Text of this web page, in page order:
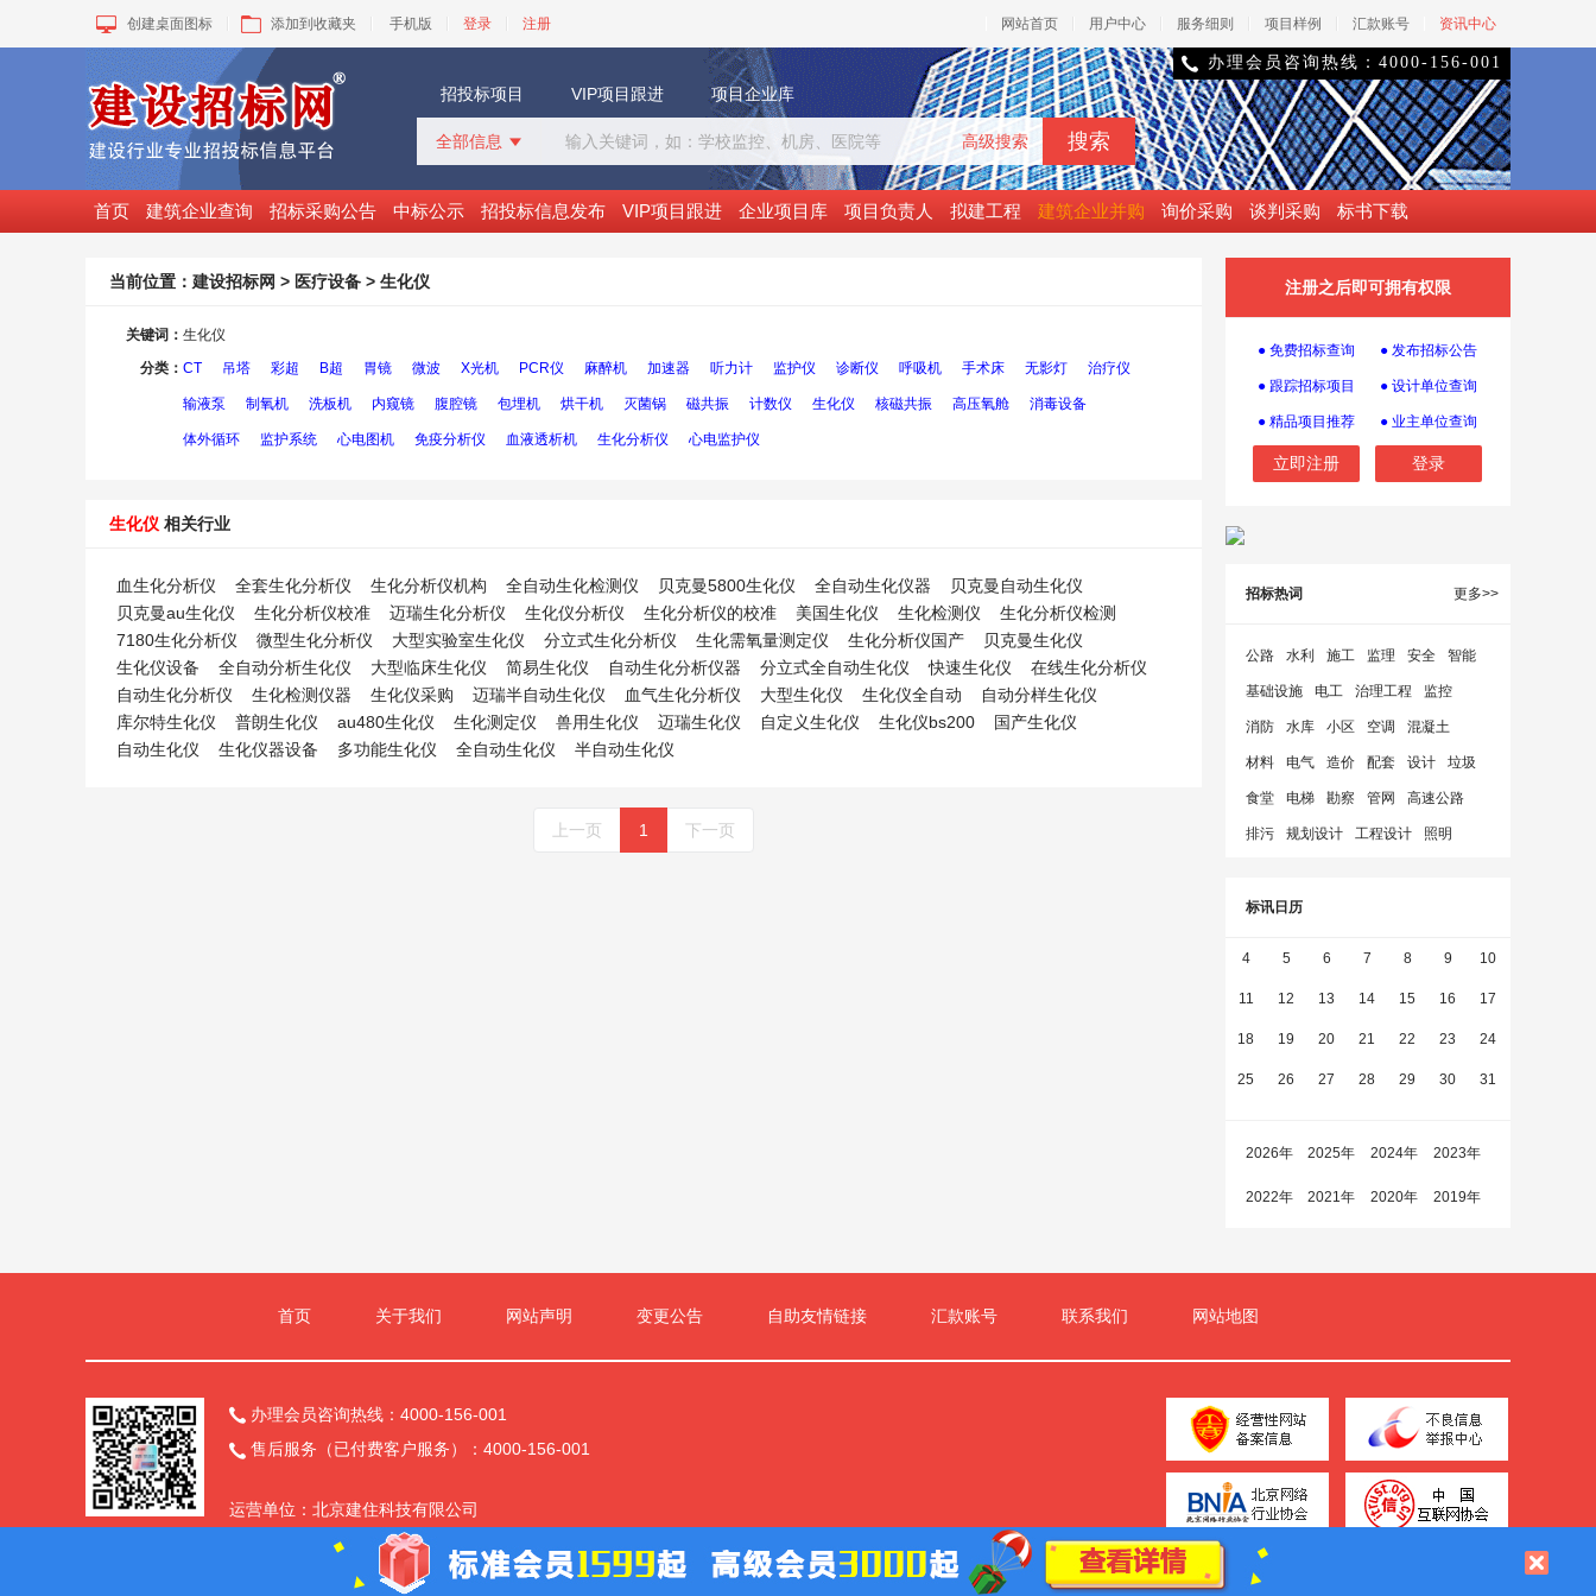
创建桌面图标 添加到收藏夹 手机版 登录 注册 网站首页 用户中心 服务细则 项目样例 汇款账号 资讯中心
招投标项目 VIP项目跟进 项目企业库
全部信息 
招标采购
中标公示
询价采购
谈判采购
高级搜索
 办理会员咨询热线：4000-156-001
首页 建筑企业查询 招标采购公告 中标公示 招投标信息发布 VIP项目跟进 企业项目库 项目负责人 拟建工程 建筑企业并购 询价采购 谈判采购 标书下载
当前位置： 建设招标网 > 医疗设备 > 生化仪
关键词： 生化仪
分类： CT 吊塔 彩超 B超 胃镜 微波 X光机 PCR仪 麻醉机 加速器 听力计 监护仪 诊断仪 呼吸机 手术床 无影灯 治疗仪
输液泵 制氧机 洗板机 内窥镜 腹腔镜 包埋机 烘干机 灭菌锅 磁共振 计数仪 生化仪 核磁共振 高压氧舱 消毒设备
体外循环 监护系统 心电图机 免疫分析仪 血液透析机 生化分析仪 心电监护仪
生化仪 相关行业
血生化分析仪 全套生化分析仪 生化分析仪机构 全自动生化检测仪 贝克曼5800生化仪 全自动生化仪器
贝克曼自动生化仪
贝克曼au生化仪
生化分析仪校准 迈瑞生化分析仪 生化仪分析仪 生化分析仪的校准 美国生化仪 生化检测仪
生化分析仪检测
7180生化分析仪
微型生化分析仪 大型实验室生化仪 分立式生化分析仪 生化需氧量测定仪 生化分析仪国产
贝克曼生化仪
生化仪设备
全自动分析生化仪 大型临床生化仪 简易生化仪 自动生化分析仪器 分立式全自动生化仪 快速生化仪
在线生化分析仪
自动生化分析仪
生化检测仪器 生化仪采购 迈瑞半自动生化仪 血气生化分析仪 大型生化仪 生化仪全自动
自动分样生化仪
库尔特生化仪
普朗生化仪 au480生化仪 生化测定仪 兽用生化仪 迈瑞生化仪 自定义生化仪 生化仪bs200
国产生化仪
自动生化仪
生化仪器设备 多功能生化仪 全自动生化仪 半自动生化仪
上一页 1 下一页
注册之后即可拥有权限
● 免费招标查询 ● 发布招标公告
● 跟踪招标项目 ● 设计单位查询
● 精品项目推荐 ● 业主单位查询
立即注册 登录
招标热词 更多>>
公路 水利 施工 监理 安全 智能
基础设施 电工 治理工程 监控
消防 水库 小区 空调 混凝土
材料 电气 造价 配套 设计 垃圾
食堂 电梯 勘察 管网 高速公路
排污 规划设计 工程设计 照明
标讯日历
4 5 6 7 8 9 10
11 12 13 14 15 16 17
18 19 20 21 22 23 24
25 26 27 28 29 30 31
2026年 2025年 2024年 2023年
2022年 2021年 2020年 2019年
首页 关于我们 网站声明 变更公告 自助友情链接 汇款账号 联系我们 网站地图
 办理会员咨询热线：4000-156-001
 售后服务（已付费客户服务）：4000-156-001
运营单位：北京建住科技有限公司
京ICP备2025145389号-9